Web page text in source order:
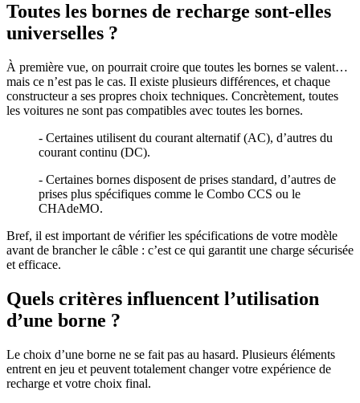
Toutes les bornes de recharge sont-elles
universelles ?
À première vue, on pourrait croire que toutes les bornes se valent…
mais ce n’est pas le cas. Il existe plusieurs différences, et chaque
constructeur a ses propres choix techniques. Concrètement, toutes
les voitures ne sont pas compatibles avec toutes les bornes.
- Certaines utilisent du courant alternatif (AC), d’autres du
courant continu (DC).
- Certaines bornes disposent de prises standard, d’autres de
prises plus spécifiques comme le Combo CCS ou le
CHAdeMO.
Bref, il est important de vérifier les spécifications de votre modèle
avant de brancher le câble : c’est ce qui garantit une charge sécurisée
et efficace.
Quels critères influencent l’utilisation
d’une borne ?
Le choix d’une borne ne se fait pas au hasard. Plusieurs éléments
entrent en jeu et peuvent totalement changer votre expérience de
recharge et votre choix final.